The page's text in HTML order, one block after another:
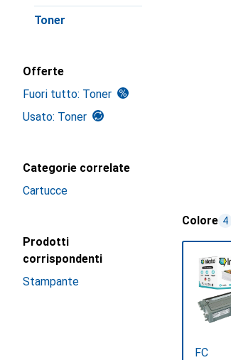
Toner
Offerte
Fuori tutto: Toner
Usato: Toner
Categorie correlate
Cartucce
Prodotti
corrispondenti
Stampante
Colore 4
FC